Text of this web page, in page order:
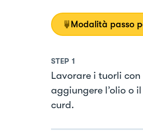
Modalità passo
STEP 1
Lavorare i tuorli con
aggiungere l’olio o
curd.